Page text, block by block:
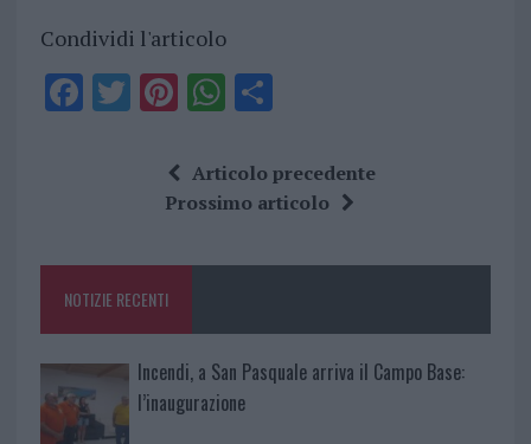
Condividi l'articolo
F
o
k
T Pi
te
re
W
at
s
p
S
a
re
Articolo precedente
Prossimo articolo
NOTIZIE RECENTI
Incendi, a San Pasquale arriva il Campo Base:
l’inaugurazione